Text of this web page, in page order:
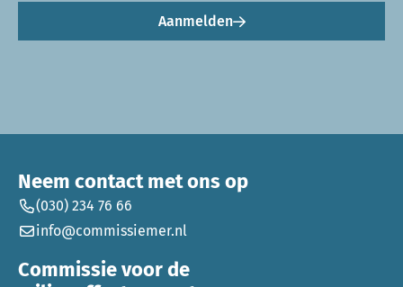
Aanmelden
Neem contact met ons op
(030) 234 76 66
info@commissiemer.nl
Commissie voor de